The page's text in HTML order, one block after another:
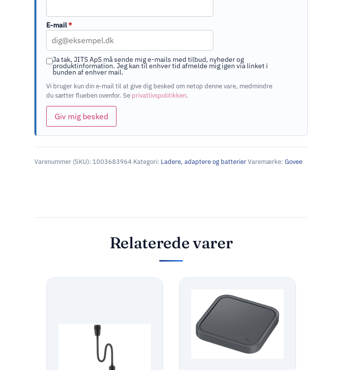
E-mail*
Ja tak, JITS ApS må sende mig e-mails med tilbud, nyheder og
produktinformation. Jeg kan til enhver tid afmelde mig igen via linket i
bunden af enhver mail.
Vi bruger kun din e-mail til at give dig besked om netop denne vare, medmindre
du sætter flueben ovenfor. Se privatlivspolitikken.
Giv mig besked
Varenummer (SKU): 1003683964 Kategori: Ladere, adaptere og batterierVaremærke: Govee
Relaterede varer